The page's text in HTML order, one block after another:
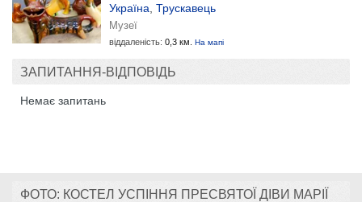
Україна Трускавець
Музеї
віддаленість: 0,3 км. На мапі
ЗАПИТАННЯ-ВІДПОВІДЬ
Немає запитань
ФОТО: КОСТЕЛ УСПІННЯ ПРЕСВЯТОЇ ДІВИ МАРІЇ